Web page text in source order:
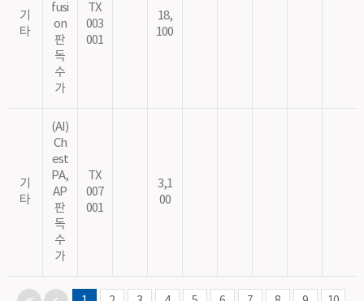
기
타
fusi
on
판
독
수
가
TX
003
001
18,
100
기
타
(AI)
Ch
est
PA,
AP
판
독
수
가
TX
007
001
3,1
00